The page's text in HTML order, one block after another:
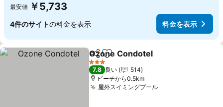
最安値 ￥5,733
4件のサイトの料金を表示 料金を表示
シェアお気に入りに追加
Ozone Condotel
3 ホテルのランク
7.8 良い
514
ビーチから0.5km
屋外スイミングプール